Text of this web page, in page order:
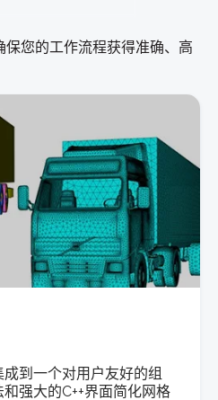
您的工作流程获得准确、高
到一个对用户友好的组
强大的C++界面简化网格